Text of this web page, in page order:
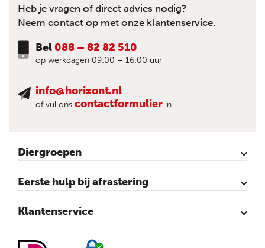
Heb je vragen of direct advies nodig?
Neem contact op met onze klantenservice.
Bel 088 – 82 82 510
op werkdagen 09:00 – 16:00 uur
info@horizont.nl
of vul ons contactformulier in
Diergroepen
Rund
Schaap
Paard
Geit
Pluimvee
Varken
Huisdieren
Reigers
Wolfafweer
Wild / Wildafweer
Eerste hulp bij afrastering
Horizont Animatie-video’s
Horizont Productvideo’s
Horizont afrastering voor dieren
Afraster advies voor rundvee
Afraster advies voor paarden
Afraster advies voor schapen
Afraster advies tegen wolven
Afraster advies schutting/voliére
Afraster advies voor honden
Afraster advies voor katten
Afraster advies voor vijvers
Afraster advies tegen duiven
Agro Aktueel
Klantenservice
Contact
Mijn account
Veilig winkelen
Algemene voorwaarden
Privacy- en cookieverklaring
Disclaimer
Sitemap